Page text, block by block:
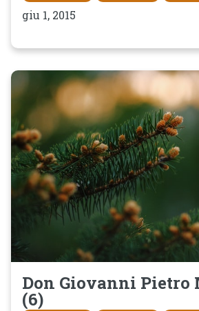
giu 1, 2015
Don Giovanni Pietro
(6)